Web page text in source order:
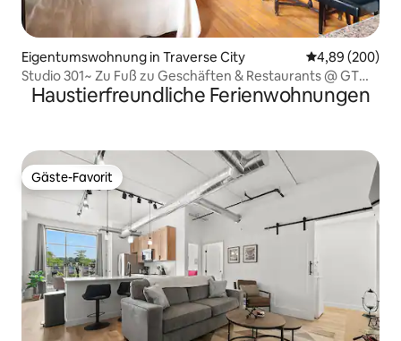
Eigentumswohnung in Traverse City
4,89 (200)
Studio 301~ Zu Fuß zu Geschäften & Restaurants @ GT
Commons
Haustierfreundliche Ferienwohnungen
Gäste-Favorit
Gäste-Favorit